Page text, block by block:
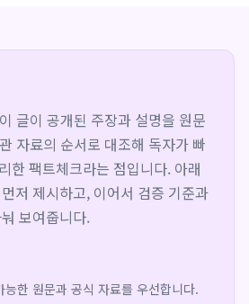
글이 공개된 주장과 설명을 원문
자료의 순서로 대조해 독자가 빠
한 팩트체크라는 점입니다. 아래
저 제시하고, 이어서 검증 기준과
보여줍니다.
능한 원문과 공식 자료를 우선합니다.